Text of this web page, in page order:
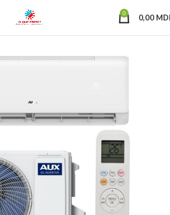
0 0,00